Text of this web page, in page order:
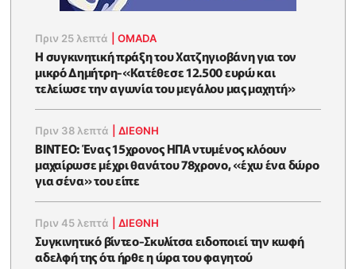
Πριν 25 λεπτά |OMADA
Η συγκινητική πράξη του Χατζηγιοβάνη για τον
μικρό Δημήτρη-«Κατέθεσε 12.500 ευρώ και
τελείωσε την αγωνία του μεγάλου μας μαχητή»
Πριν 38 λεπτά |ΔΙΕΘΝΗ
ΒΙΝΤΕΟ: Ένας 15χρονος ΗΠΑ ντυμένος κλόουν
μαχαίρωσε μέχρι θανάτου 78χρονο, «έχω ένα δώρο
για σένα» του είπε
Πριν 45 λεπτά |ΔΙΕΘΝΗ
Συγκινητικό βίντεο-Σκυλίτσα ειδοποιεί την κωφή
αδελφή της ότι ήρθε η ώρα του φαγητού